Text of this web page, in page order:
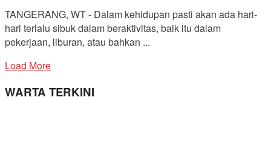
TANGERANG, WT - Dalam kehidupan pasti akan ada hari-
hari terlalu sibuk dalam beraktivitas, baik itu dalam
pekerjaan, liburan, atau bahkan ...
Load More
WARTA TERKINI